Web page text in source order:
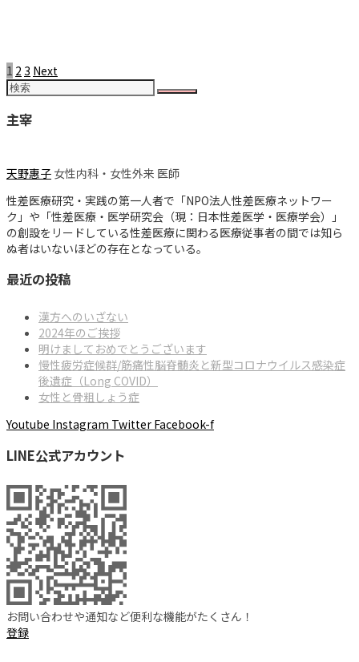
Posts
navigation
1 2 3 Next
主宰
天野惠子 女性内科・女性外来 医師
性差医療研究・実践の第一人者で「NPO法人性差医療ネットワー
ク」や「性差医療・医学研究会（現：日本性差医学・医療学会）」
の創設をリードしている性差医療に関わる医療従事者の間では知ら
ぬ者はいないほどの存在となっている。
最近の投稿
漢方へのいざない
2024年のご挨拶
明けましておめでとうございます
慢性疲労症候群/筋痛性脳脊髄炎と新型コロナウイルス感染症
後遺症（Long COVID）
女性と骨粗しょう症
Youtube Instagram Twitter Facebook-f
LINE公式アカウント
お問い合わせや通知など便利な機能がたくさん！
登録